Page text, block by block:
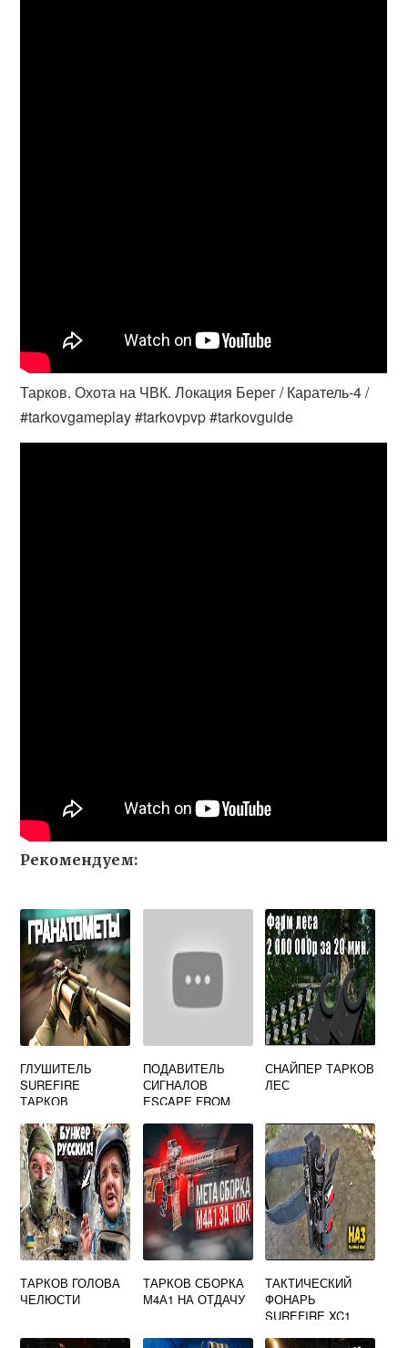
Тарков. Охота на ЧВК. Локация Берег / Каратель-4 /
#tarkovgameplay #tarkovpvp #tarkovguide
Рекомендуем:
ГЛУШИТЕЛЬ
SUREFIRE
ТАРКОВ
ПОДАВИТЕЛЬ
СИГНАЛОВ
ESCAPE FROM
СНАЙПЕР ТАРКОВ
ЛЕС
ТАРКОВ ГОЛОВА
ЧЕЛЮСТИ
ТАРКОВ СБОРКА
М4А1 НА ОТДАЧУ
ТАКТИЧЕСКИЙ
ФОНАРЬ
SUREFIRE XC1